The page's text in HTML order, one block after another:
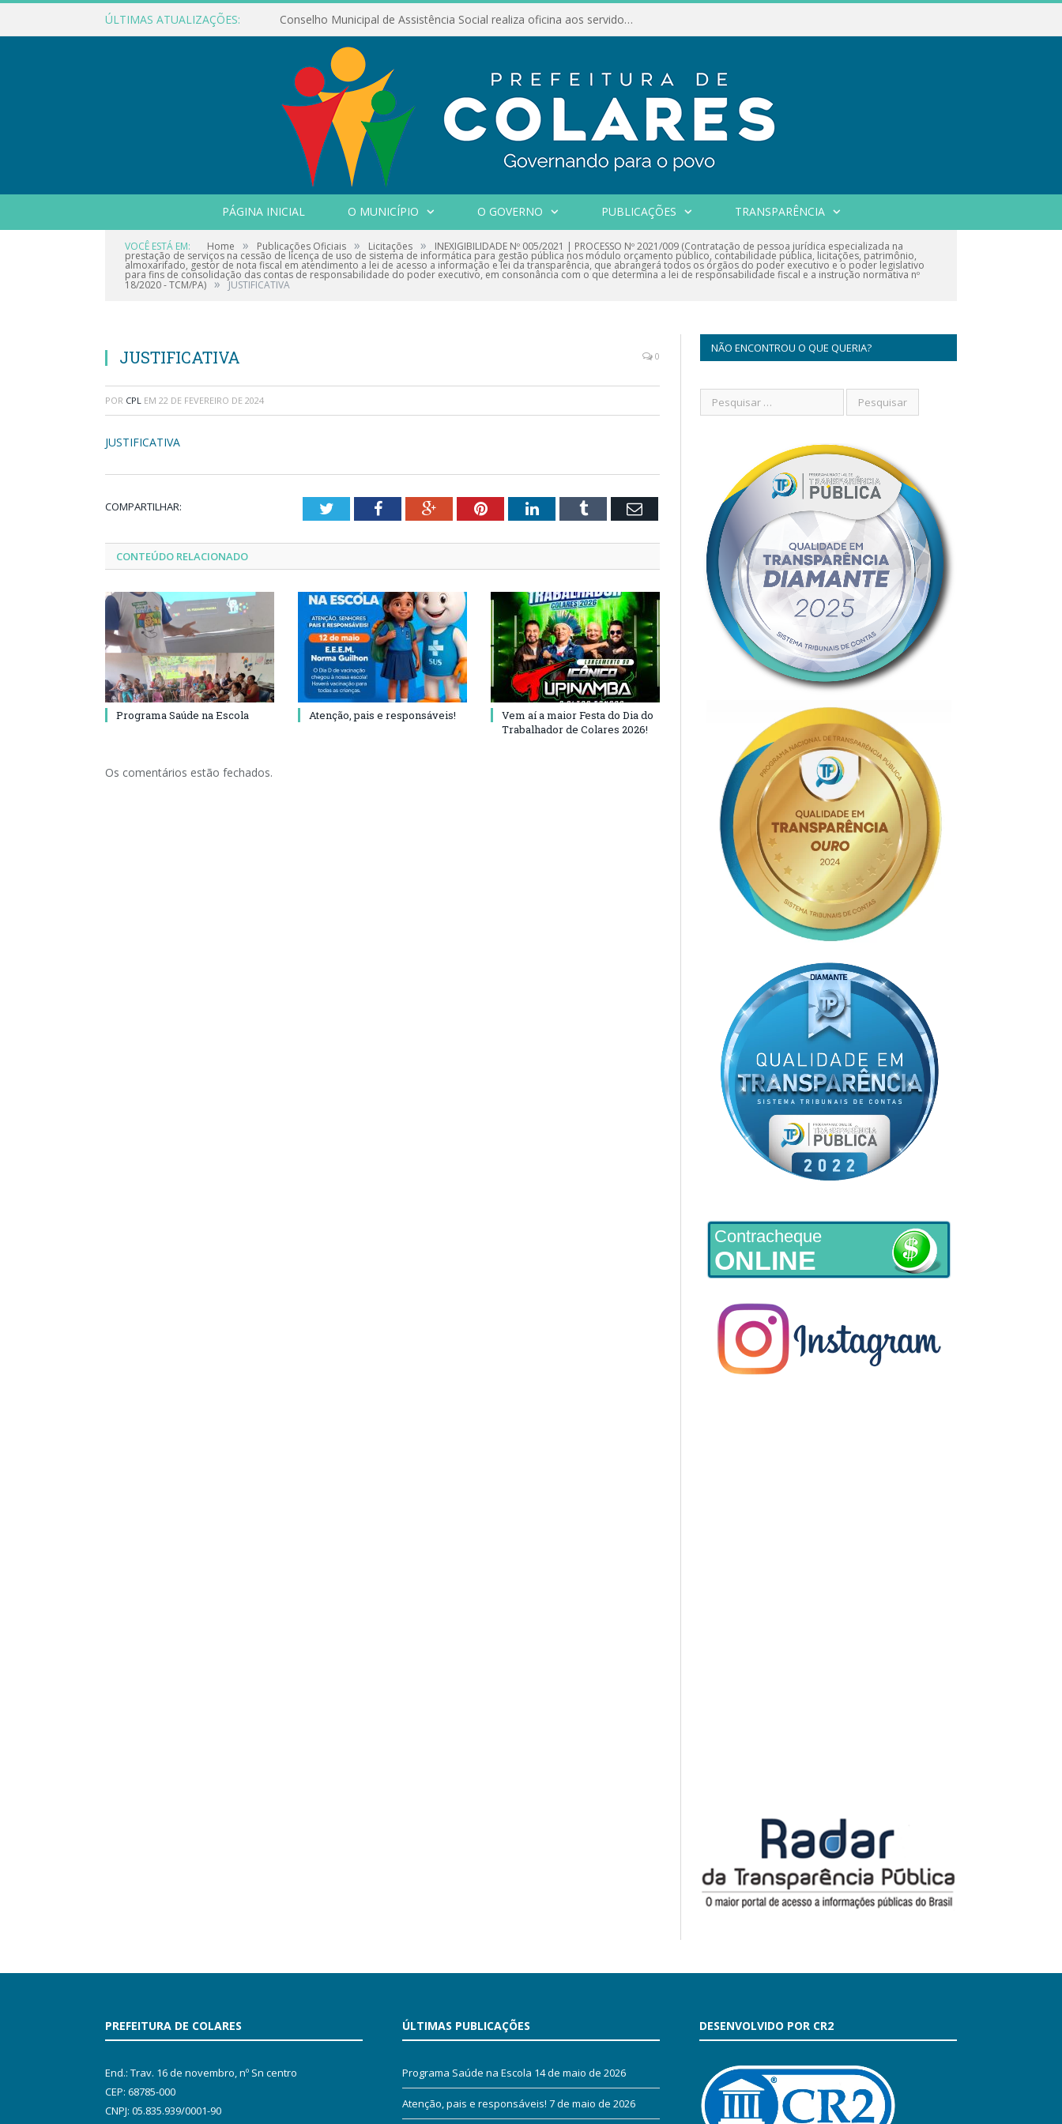
ÚLTIMAS ATUALIZAÇÕES: Conselho Municipal de Assistência Social realiza oficina aos servidores
PÁGINA INICIAL O MUNICÍPIO O GOVERNO PUBLICAÇÕES TRANSPARÊNCIA
VOCÊ ESTÁ EM: Home » Publicações Oficiais » Licitações » INEXIGIBILIDADE Nº 005/2021 | PROCESSO Nº 2021/009 (Contratação de pessoa jurídica especializada na
prestação de serviços na cessão de licença de uso de sistema de informática para gestão pública nos módulo orçamento público, contabilidade pública, licitações, patrimônio,
almoxarifado, gestor de nota fiscal em atendimento a lei de acesso a informação e lei da transparência, que abrangerá todos os órgãos do poder executivo e o poder legislativo
para fins de consolidação das contas de responsabilidade do poder executivo, em consonância com o que determina a lei de responsabilidade fiscal e a instrução normativa nº
18/2020 - TCM/PA) » JUSTIFICATIVA
JUSTIFICATIVA 0
POR CPL EM 22 DE FEVEREIRO DE 2024
JUSTIFICATIVA
COMPARTILHAR: TwitterFacebookGoogle+PinterestLinkedInTumblr Email
CONTEÚDO RELACIONADO
Programa Saúde na Escola Atenção, pais e responsáveis!
Vem aí a maior Festa do Dia do
Trabalhador de Colares 2026!
Os comentários estão fechados.
NÃO ENCONTROU O QUE QUERIA?
Contracheque
ONLINE
PREFEITURA DE COLARES
End.: Trav. 16 de novembro, nº Sn centro
CEP: 68785-000
CNPJ: 05.835.939/0001-90
ÚLTIMAS PUBLICAÇÕES
Programa Saúde na Escola 14 de maio de 2026
Atenção, pais e responsáveis! 7 de maio de 2026
DESENVOLVIDO POR CR2